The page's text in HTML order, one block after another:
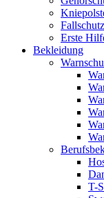
Fallschutz
Erste
Bekleidung
T-